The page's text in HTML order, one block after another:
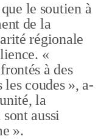
le soutien à
de la
régionale
«
à des
coudes », a-
la
aussi
».